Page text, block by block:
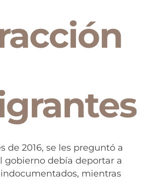
de 2016, se les preguntó a
gobierno debía deportar a
mientras